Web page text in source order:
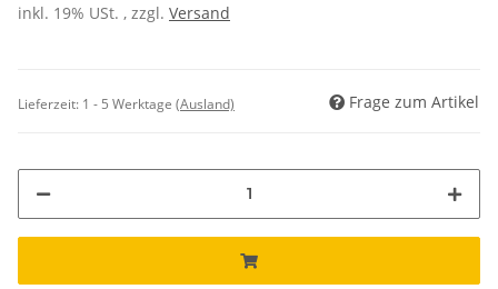
inkl. 19% USt. , zzgl. Versand
Lieferzeit: 1 - 5 Werktage (Ausland) Frage zum Artikel